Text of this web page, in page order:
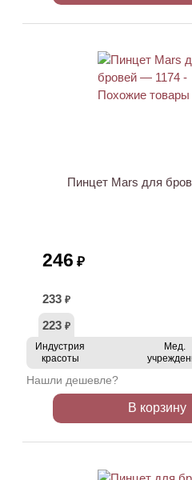
Пинцет Mars для
246 ₽
233 ₽
223 ₽
Индустрия
красоты
Мед.
Нашли дешевле?
В корзину